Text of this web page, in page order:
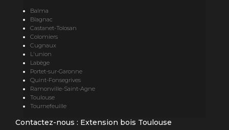
Balma
Blagnac
Castanet-Tolosan
Colomiers
Cugnaux
L'union
Labège
Portet-sur-Garonne
Quint-Fonsegrives
Ramonville-Saint-Agne
Toulouse
Tournefeuille
Contactez-nous : Extension bois Toulouse